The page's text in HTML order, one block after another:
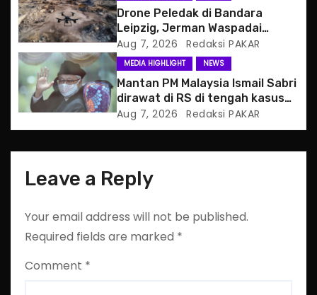
i
o
n
Drone Peledak di Bandara
Leipzig, Jerman Waspadai
Serangan Hibrida Rusia
Aug 7, 2026 Redaksi PAKAR
MEDIA HIGHLIGHT NEWS
Mantan PM Malaysia Ismail Sabri
dirawat di RS di tengah kasus
hukum
Aug 7, 2026 Redaksi PAKAR
Leave a Reply
Your email address will not be published.
Required fields are marked *
Comment *